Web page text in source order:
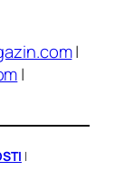
|
|
|